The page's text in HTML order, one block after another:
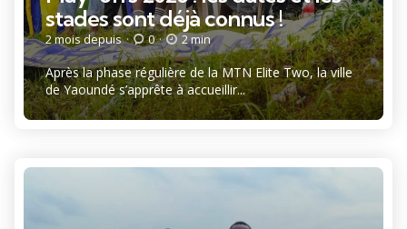
stades sont déjà connus !
2 mois depuis 0 2 min
Après la phase régulière de la MTN Elite Two, la ville
de Yaoundé s’apprête à accueillir...